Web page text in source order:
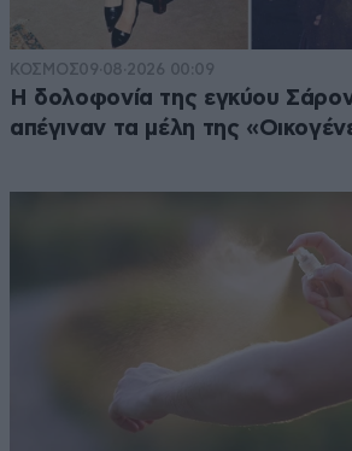
ΚΟΣΜΟΣ09·08·2026 00:09
Η δολοφονία της εγκύου Σάρον
απέγιναν τα μέλη της